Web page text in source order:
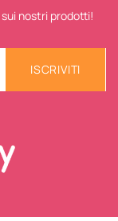
nostri prodotti!
ISCRIVITI